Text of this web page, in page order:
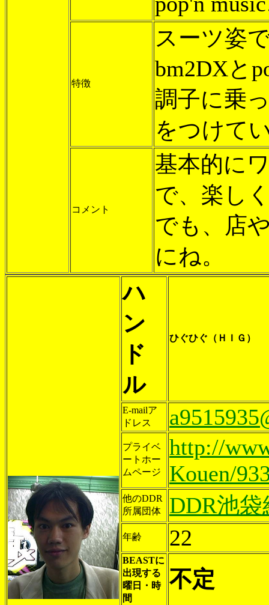
特徴
スーツ姿
bm2DXと
調子に乗
をつけて
コメント
基本的に
で、楽し
でも、店
にね。
ハ
ン
ド
ル
ひぐひぐ（ＨＩＧ）
E-mailア
ドレス
プライベ
ートホー
ムページ
http://
Kouen/
他のDDR
所属団体
DDR池
年齢 22
BEASTに
出現する
曜日・時
間
不定